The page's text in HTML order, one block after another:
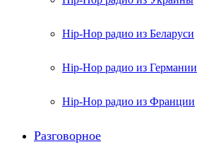
Hip-Hop радио из Беларуси
Hip-Hop радио из Германии
Hip-Hop радио из Франции
Разговорное